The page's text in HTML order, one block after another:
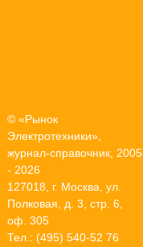
© «Рынок
Электротехники»,
журнал-справочник, 2005
- 2026
127018, г. Москва, ул.
Полковая, д. 3, стр. 6,
оф. 305
Тел.: (495) 540-52 76